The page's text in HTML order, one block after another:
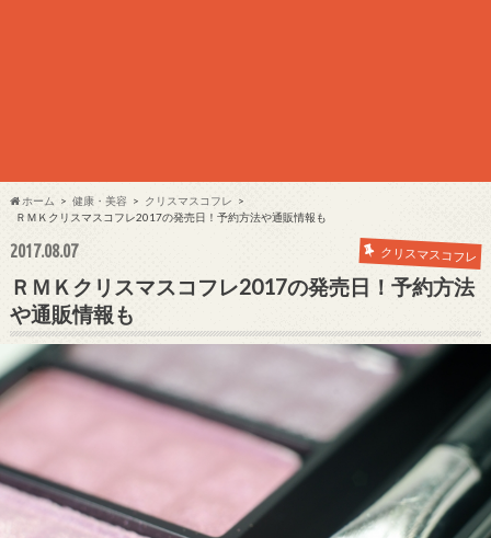
ホーム 健康・美容
クリスマスコフレ
ＲＭＫクリスマスコフレ2017の発売日！予約方法や通販情報も
2017.08.07 クリスマスコフレ
ＲＭＫクリスマスコフレ2017の発売日！予約方法
や通販情報も